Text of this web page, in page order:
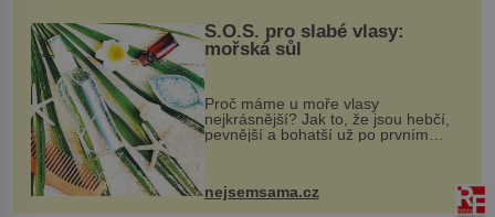
S.O.S. pro slabé vlasy:
mořská sůl
Proč máme u moře vlasy
nejkrásnější? Jak to, že jsou hebčí,
pevnější a bohatší už po prvním
vlasy. ...
nejsemsama.cz